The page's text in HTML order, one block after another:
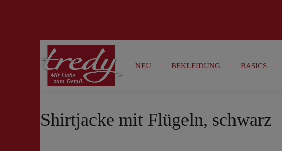
Zur Suche springen Zur Hauptnavigation springen
NEU BEKLEIDUNG BASICS
Shirtjacke mit Flügeln, schwarz